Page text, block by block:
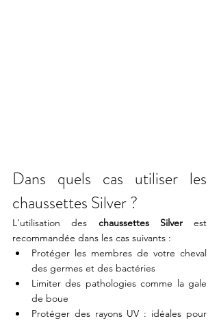
Dans quels cas utiliser les
chaussettes Silver ?
L'utilisation des chaussettes Silver est
recommandée dans les cas suivants :
Protéger les membres de votre cheval
des germes et des bactéries
Limiter des pathologies comme la gale
de boue
Protéger des rayons UV : idéales pour